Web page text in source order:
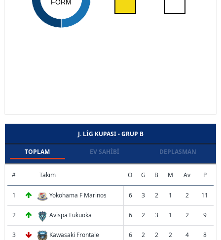
FORM
J. LIG KUPASI - GRUP B
TOPLAM EV SAHIBI DEPLASMAN
# Takım O G B M Av P
1 Yokohama F Marinos 6 3 2 1 2 11
2 Avispa Fukuoka 6 2 3 1 2 9
3 Kawasaki Frontale 6 2 2 2 4 8